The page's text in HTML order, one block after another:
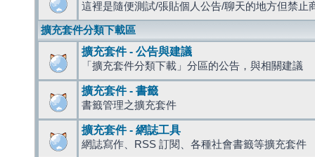
這裡是隨便測試/張貼個人公告/聊天的地方但禁止
擴充套件分類下載區
擴充套件 - 公告與建議
「擴充套件分類下載」分區的公告，與相關建議
擴充套件 - 書籤
書籤管理之擴充套件
擴充套件 - 網誌工具
網誌寫作、RSS 訂閱、各種社會書籤等擴充套件